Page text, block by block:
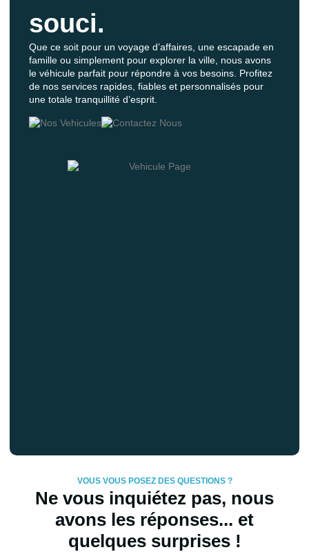
souci.
Que ce soit pour un voyage d’affaires, une escapade en
famille ou simplement pour explorer la ville, nous avons
le véhicule parfait pour répondre à vos besoins. Profitez
de nos services rapides, fiables et personnalisés pour
une totale tranquillité d’esprit.
VOUS VOUS POSEZ DES QUESTIONS ?
Ne vous inquiétez pas, nous
avons les réponses... et
quelques surprises !